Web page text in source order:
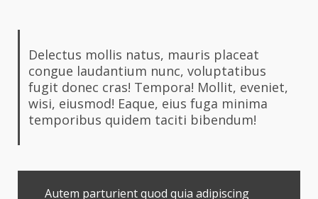
Delectus mollis natus, mauris placeat
congue laudantium nunc, voluptatibus
fugit donec cras! Tempora! Mollit, eveniet,
wisi, eiusmod! Eaque, eius fuga minima
temporibus quidem taciti bibendum!
Autem parturient quod quia adipiscing